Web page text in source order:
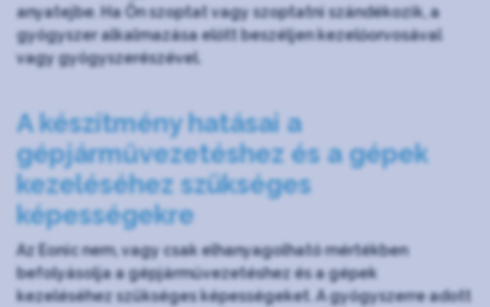
anyatejbe. Ha Ön szoptat vagy szoptatni szándékozik, a
gyógyszer alkalmazása előtt beszéljen kezelőorvosával
vagy gyógyszerészével.
A készítmény hatásai a
gépjárművezetéshez és a gépek
kezeléséhez szükséges
képességekre
Az Eonic nem, vagy csak elhanyagolható mértékben
befolyásolja a gépjárművezetéshez és a gépek
kezeléséhez szükséges képességeket. A gyógyszerre adott